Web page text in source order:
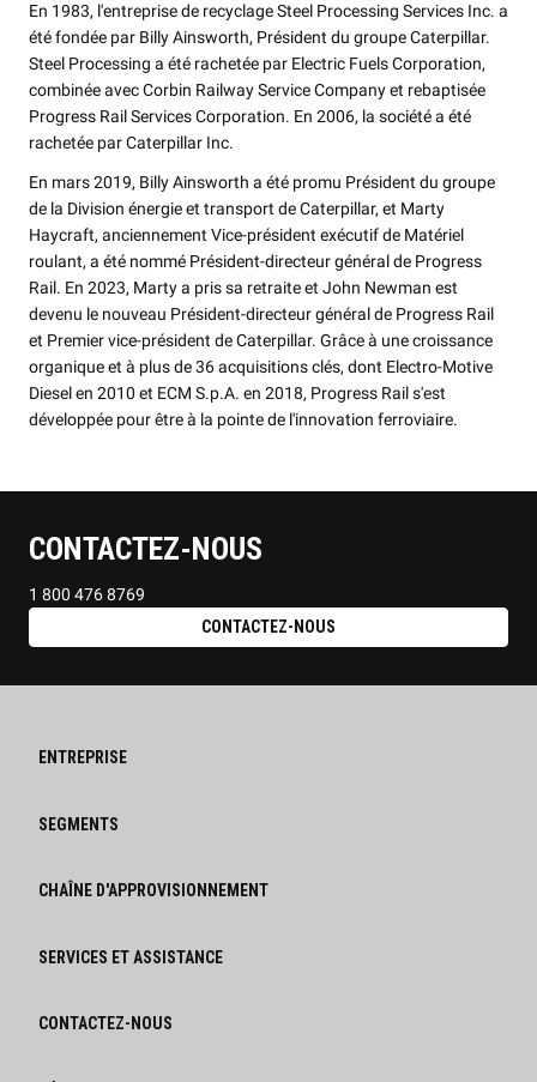
En 1983, l'entreprise de recyclage Steel Processing Services Inc. a
été fondée par Billy Ainsworth, Président du groupe Caterpillar.
Steel Processing a été rachetée par Electric Fuels Corporation,
combinée avec Corbin Railway Service Company et rebaptisée
Progress Rail Services Corporation. En 2006, la société a été
rachetée par Caterpillar Inc.
En mars 2019, Billy Ainsworth a été promu Président du groupe
de la Division énergie et transport de Caterpillar, et Marty
Haycraft, anciennement Vice-président exécutif de Matériel
roulant, a été nommé Président-directeur général de Progress
Rail. En 2023, Marty a pris sa retraite et John Newman est
devenu le nouveau Président-directeur général de Progress Rail
et Premier vice-président de Caterpillar. Grâce à une croissance
organique et à plus de 36 acquisitions clés, dont Electro-Motive
Diesel en 2010 et ECM S.p.A. en 2018, Progress Rail s'est
développée pour être à la pointe de l'innovation ferroviaire.
CONTACTEZ-NOUS
1 800 476 8769
CONTACTEZ-NOUS
ENTREPRISE
SEGMENTS
CHAÎNE D'APPROVISIONNEMENT
SERVICES ET ASSISTANCE
CONTACTEZ-NOUS